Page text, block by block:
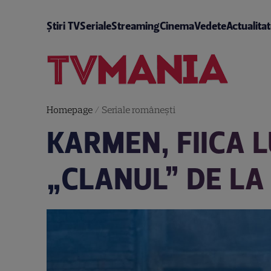
Știri TVSerialeStreamingCinemaVedete
Homepage/ Seriale româneşti
KARMEN, FIICA
„CLANUL” DE